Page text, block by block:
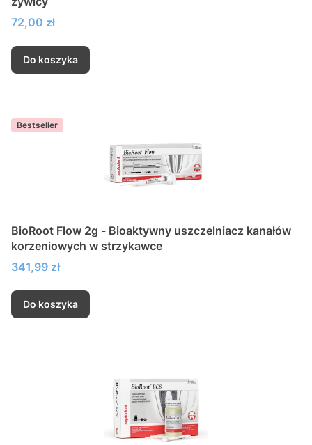
Cena
72,00 zł
Do koszyka
Bestseller
BioRoot Flow 2g - Bioaktywny uszczelniacz kanałów
korzeniowych w strzykawce
Cena
341,99 zł
Do koszyka